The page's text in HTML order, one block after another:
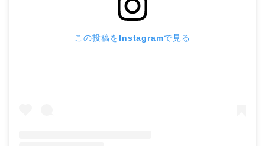
この投稿をInstagramで見る